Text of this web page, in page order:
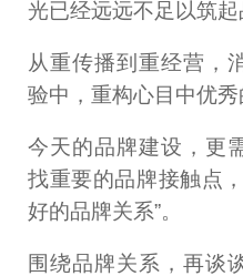
光已经远远不足以筑起
从重传播到重经营，
验中，重构心目中优秀
今天的品牌建设，更
找重要的品牌接触点
好的品牌关系”。
围绕品牌关系，再谈